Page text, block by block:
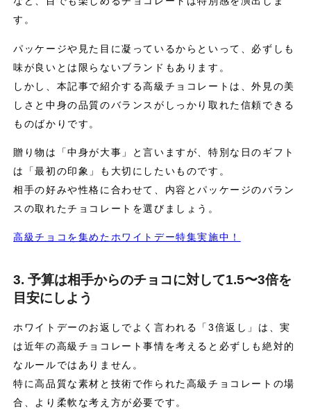
す。
パッケージや見た目に凝っているからといって、必ずしも
味が良いとは限らないブランドもあります。
しかし、本記事で紹介する高級チョコレートは、外見の美
しさと中身の品質のバランスがしっかり取れた信頼できる
ものばかりです。
贈り物は「中身が大事」と言いますが、特別な日のギフト
は「最初の印象」も大切にしたいものです。
相手の好みや性格に合わせて、内容とパッケージのバラン
スの取れたチョコレートを選びましょう。
高級チョコを集めたホワイトデー特集実施中！
3. 予算は相手からのチョコに対して1.5〜3倍を
目安にしよう
ホワイトデーのお返しでよく言われる「3倍返し」は、実
は近年の高級チョコレート事情を考えると必ずしも絶対的
なルールではありません。
特に高品質な素材と技術で作られた高級チョコレートの場
合、より柔軟な考え方が必要です。